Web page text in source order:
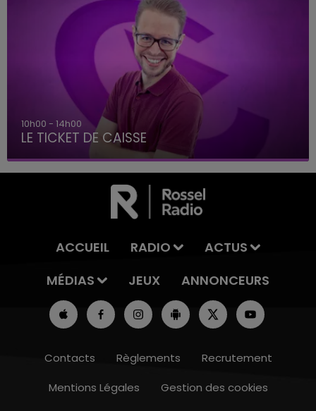
10h00 - 14h00
LE TICKET DE CAISSE
ACCUEIL RADIO
ACTUS
MÉDIAS
JEUX ANNONCEURS
Contacts Règlements
Recrutement
Mentions Légales
Gestion des cookies